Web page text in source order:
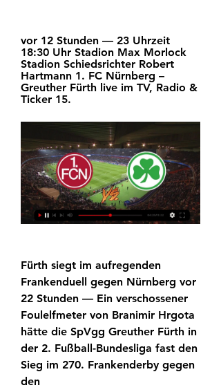
vor 12 Stunden — 23 Uhrzeit
18:30 Uhr Stadion Max Morlock
Stadion Schiedsrichter Robert
Hartmann 1. FC Nürnberg –
Greuther Fürth live im TV, Radio &
Ticker 15.
Fürth siegt im aufregenden
Frankenduell gegen Nürnberg vor
22 Stunden — Ein verschossener
Foulelfmeter von Branimir Hrgota
hätte die SpVgg Greuther Fürth in
der 2. Fußball-Bundesliga fast den
Sieg im 270. Frankenderby gegen
den